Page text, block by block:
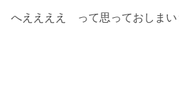
へええええ って思っておしまい